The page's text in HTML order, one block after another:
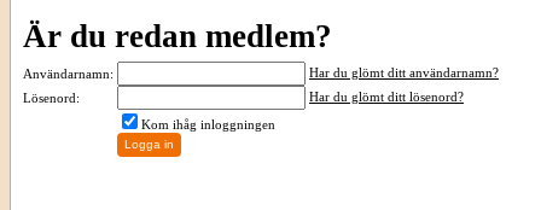
Är du redan medlem?
Användarnamn:
Har du glömt ditt användarnamn?
Lösenord:
Har du glömt ditt lösenord?
Kom ihåg inloggningen